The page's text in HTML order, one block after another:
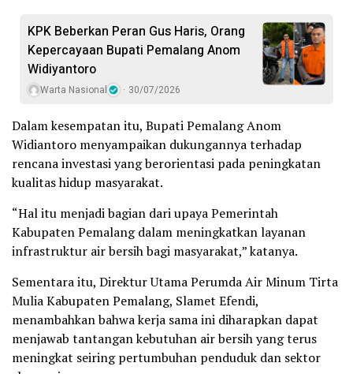
KPK Beberkan Peran Gus Haris, Orang
Kepercayaan Bupati Pemalang Anom
Widiyantoro
Warta Nasional 30/07/2026
Dalam kesempatan itu, Bupati Pemalang Anom
Widiantoro menyampaikan dukungannya terhadap
rencana investasi yang berorientasi pada peningkatan
kualitas hidup masyarakat.
“Hal itu menjadi bagian dari upaya Pemerintah
Kabupaten Pemalang dalam meningkatkan layanan
infrastruktur air bersih bagi masyarakat,” katanya.
Sementara itu, Direktur Utama Perumda Air Minum Tirta
Mulia Kabupaten Pemalang, Slamet Efendi,
menambahkan bahwa kerja sama ini diharapkan dapat
menjawab tantangan kebutuhan air bersih yang terus
meningkat seiring pertumbuhan penduduk dan sektor